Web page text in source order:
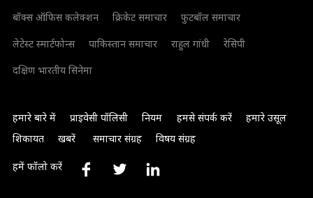
बॉक्स ऑफिस कलेक्शन
क्रिकेट समाचार
फुटबॉल समाचार
लेटेस्ट स्मार्टफोन्स
पाकिस्तान समाचार राहुल गांधी
रेसिपी
दक्षिण भारतीय सिनेमा
हमारे बारे में प्राइवेसी पॉलिसी नियम हमसे संपर्क करें
हमारे उसूल
शिकायत
खबरें समाचार संग्रह विषय संग्रह
हमें फॉलो करें